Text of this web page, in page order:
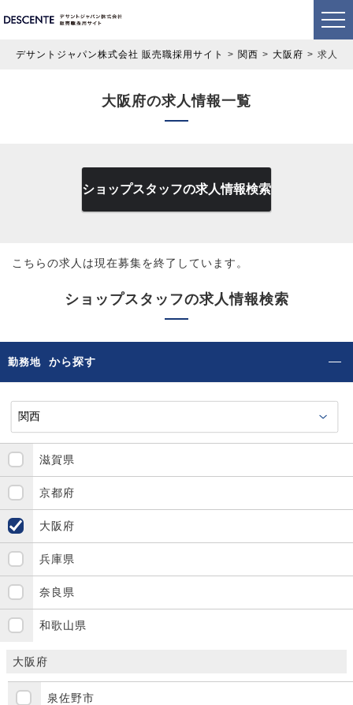
デサントジャパン株式会社 販売職採用サイト 関西 大阪府 求人情
大阪府の求人情報一覧
ショップスタッフの求人情報検索
こちらの求人は現在募集を終了しています。
ショップスタッフの求人情報検索
勤務地 から探す
滋賀県
京都府
大阪府
兵庫県
奈良県
和歌山県
大阪府
泉佐野市